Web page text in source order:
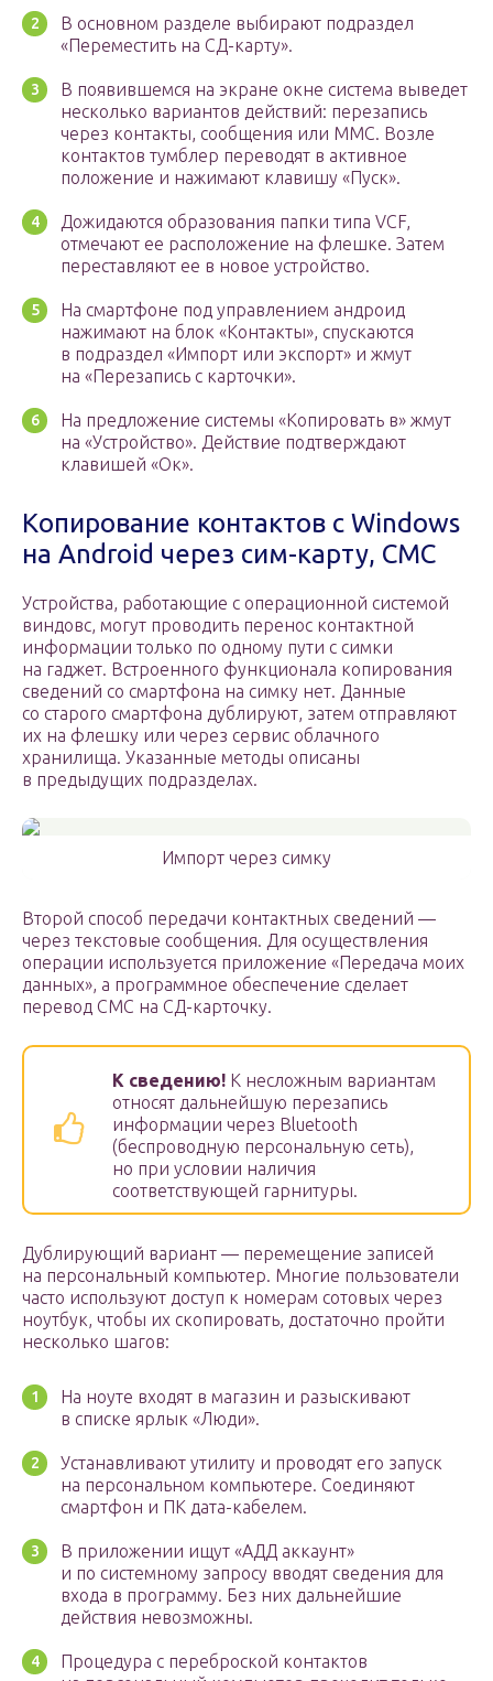
В основном разделе выбирают подраздел
«Переместить на СД-карту».
В появившемся на экране окне система выведет
несколько вариантов действий: перезапись
через контакты, сообщения или ММС. Возле
контактов тумблер переводят в активное
положение и нажимают клавишу «Пуск».
Дожидаются образования папки типа VCF,
отмечают ее расположение на флешке. Затем
переставляют ее в новое устройство.
На смартфоне под управлением андроид
нажимают на блок «Контакты», спускаются
в подраздел «Импорт или экспорт» и жмут
на «Перезапись с карточки».
На предложение системы «Копировать в» жмут
на «Устройство». Действие подтверждают
клавишей «Ок».
Копирование контактов с Windows
на Android через сим-карту, СМС
Устройства, работающие с операционной системой
виндовс, могут проводить перенос контактной
информации только по одному пути с симки
на гаджет. Встроенного функционала копирования
сведений со смартфона на симку нет. Данные
со старого смартфона дублируют, затем отправляют
их на флешку или через сервис облачного
хранилища. Указанные методы описаны
в предыдущих подразделах.
Импорт через симку
Второй способ передачи контактных сведений —
через текстовые сообщения. Для осуществления
операции используется приложение «Передача моих
данных», а программное обеспечение сделает
перевод СМС на СД-карточку.
К сведению! К несложным вариантам
относят дальнейшую перезапись
информации через Bluetooth
(беспроводную персональную сеть),
но при условии наличия
соответствующей гарнитуры.
Дублирующий вариант — перемещение записей
на персональный компьютер. Многие пользователи
часто используют доступ к номерам сотовых через
ноутбук, чтобы их скопировать, достаточно пройти
несколько шагов:
На ноуте входят в магазин и разыскивают
в списке ярлык «Люди».
Устанавливают утилиту и проводят его запуск
на персональном компьютере. Соединяют
смартфон и ПК дата-кабелем.
В приложении ищут «АДД аккаунт»
и по системному запросу вводят сведения для
входа в программу. Без них дальнейшие
действия невозможны.
Процедура с переброской контактов